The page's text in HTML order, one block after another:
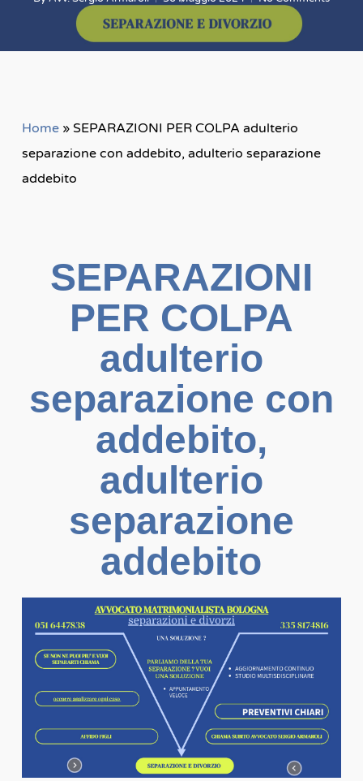
Home» SEPARAZIONI PER COLPA adulterio
separazione con addebito, adulterio separazione
addebito
SEPARAZIONI
PER COLPA
adulterio
separazione con
addebito,
adulterio
separazione
addebito